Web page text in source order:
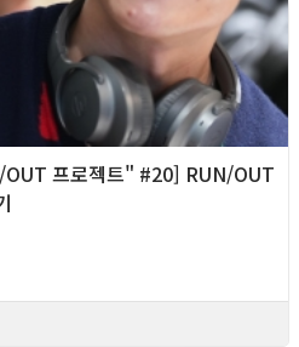
프로젝트" #20] RUN/OUT